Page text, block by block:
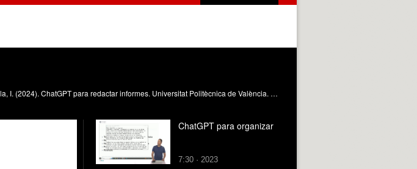
Se comentan ejemplos de uso de chatgpt para redactar informes Despujol Zabala, I. (2024). ChatGPT para redactar informes. Universitat Politècnica de València. https://riunet.upv.es/handle/10251/204884 DER
ChatGPT para organizar
7:30 · 2023